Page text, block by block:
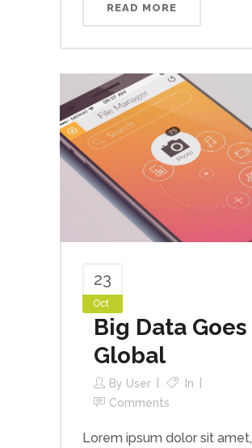
READ MORE
23
Oct
Big Data Goes
Global
By User
In
Comments
Lorem ipsum dolor sit amet,